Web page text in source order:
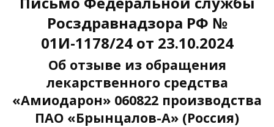
Росздравнадзора РФ №
01И-1178/24 от 23.10.2024
Об отзыве из обращения
лекарственного средства
«Амиодарон» 060822 производства
ПАО «Брынцалов-А» (Россия)